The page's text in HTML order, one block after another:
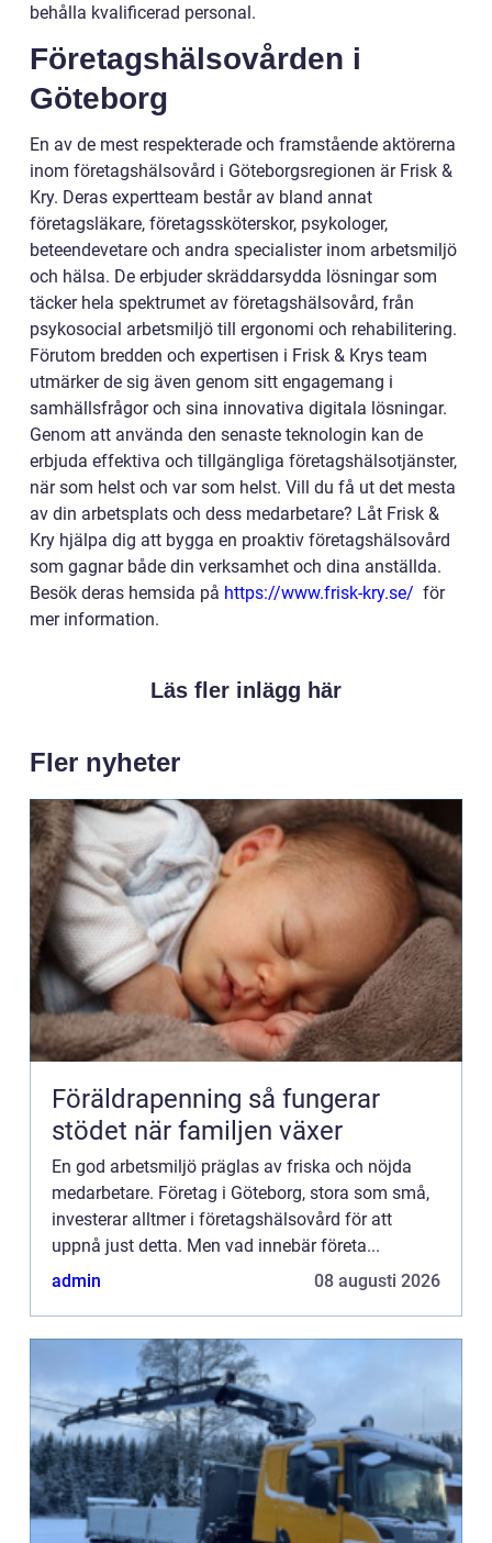
behålla kvalificerad personal.
Företagshälsovården i
Göteborg
En av de mest respekterade och framstående aktörerna
inom företagshälsovård i Göteborgsregionen är Frisk &
Kry. Deras expertteam består av bland annat
företagsläkare, företagssköterskor, psykologer,
beteendevetare och andra specialister inom arbetsmiljö
och hälsa. De erbjuder skräddarsydda lösningar som
täcker hela spektrumet av företagshälsovård, från
psykosocial arbetsmiljö till ergonomi och rehabilitering.
Förutom bredden och expertisen i Frisk & Krys team
utmärker de sig även genom sitt engagemang i
samhällsfrågor och sina innovativa digitala lösningar.
Genom att använda den senaste teknologin kan de
erbjuda effektiva och tillgängliga företagshälsotjänster,
när som helst och var som helst. Vill du få ut det mesta
av din arbetsplats och dess medarbetare? Låt Frisk &
Kry hjälpa dig att bygga en proaktiv företagshälsovård
som gagnar både din verksamhet och dina anställda.
Besök deras hemsida på https://www.frisk-kry.se/ för
mer information.
Läs fler inlägg här
Fler nyheter
Föräldrapenning så fungerar
stödet när familjen växer
En god arbetsmiljö präglas av friska och nöjda
medarbetare. Företag i Göteborg, stora som små,
investerar alltmer i företagshälsovård för att
uppnå just detta. Men vad innebär företa...
admin
08 augusti 2026